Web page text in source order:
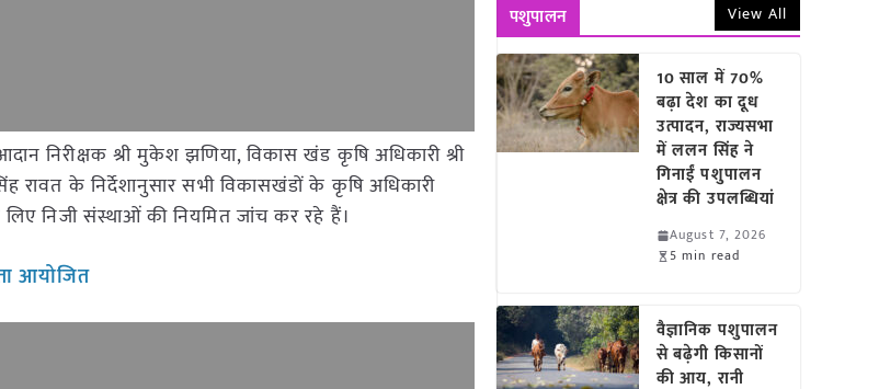
निरीक्षक श्री मुकेश झणिया, विकास खंड कृषि अधिकारी श्री
रावत के निर्देशानुसार सभी विकासखंडों के कृषि अधिकारी
निजी संस्थाओं की नियमित जांच कर रहे हैं।
आयोजित
पशुपालन View All
10 साल में 70%
बढ़ा देश का दूध
उत्पादन, राज्यसभा
में ललन सिंह ने
गिनाईं पशुपालन
क्षेत्र की उपलब्धियां
August 7, 2026
5 min read
वैज्ञानिक पशुपालन
से बढ़ेगी किसानों
की आय, रानी